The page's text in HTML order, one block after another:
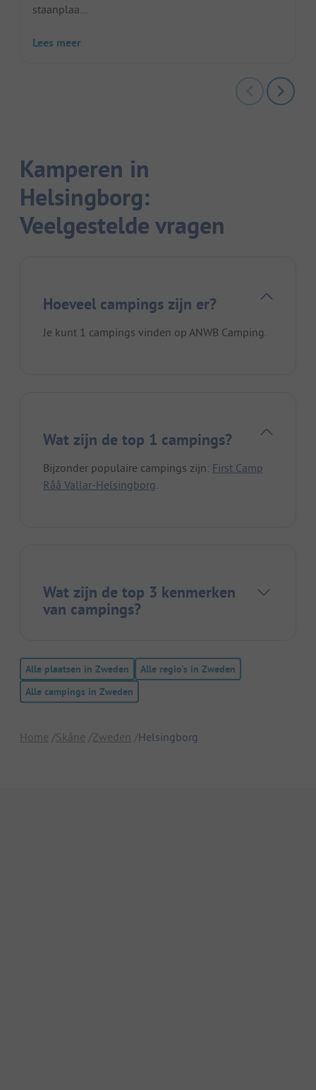
staanplaa...
Lees meer
Kamperen in
Helsingborg:
Veelgestelde vragen
Hoeveel campings zijn er?
Je kunt 1 campings vinden op ANWB Camping.
Wat zijn de top 1 campings?
Bijzonder populaire campings zijn: First Camp
Råå Vallar-Helsingborg
Wat zijn de top 3 kenmerken
van campings?
Alle plaatsen in Zweden
Alle regio's in Zweden
Alle campings in Zweden
Home Skåne Zweden Helsingborg